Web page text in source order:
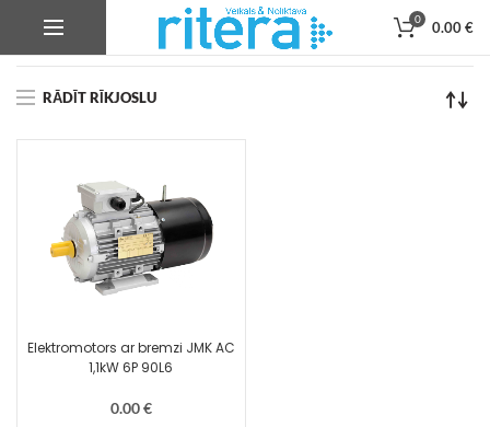
0 0.00€
Product Korpusa izmērs 90L6
RĀDĪT RĪKJOSLU
Elektromotors ar bremzi JMK AC
1,1kW 6P 90L6
0.00€